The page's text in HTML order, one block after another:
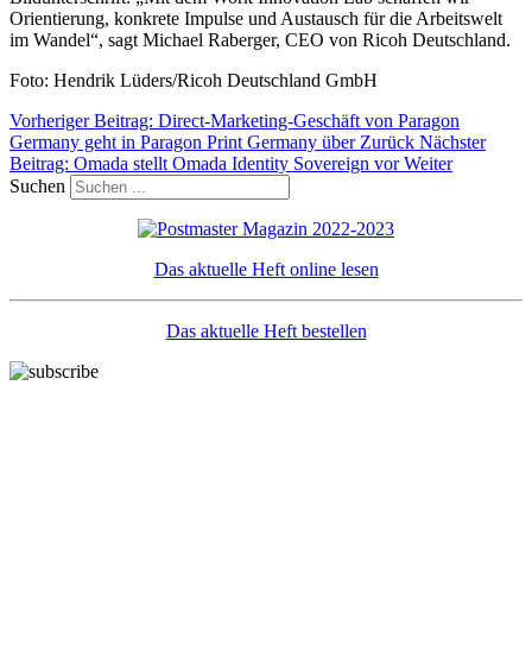
Orientierung, konkrete Impulse und Austausch für die Arbeitswelt
im Wandel“, sagt Michael Raberger, CEO von Ricoh Deutschland.
Foto: Hendrik Lüders/Ricoh Deutschland GmbH
Vorheriger Beitrag: Direct-Marketing-Geschäft von Paragon
Germany geht in Paragon Print Germany über Zurück Nächster
Beitrag: Omada stellt Omada Identity Sovereign vorWeiter
Suchen
Das aktuelle Heft online lesen
Das aktuelle Heft bestellen